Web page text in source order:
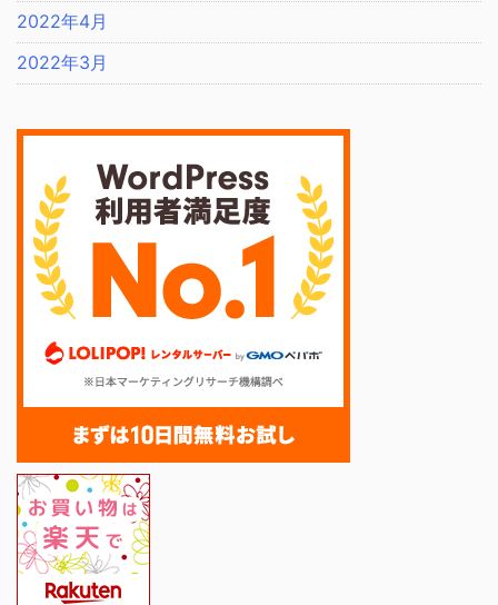
2022年4月
2022年3月